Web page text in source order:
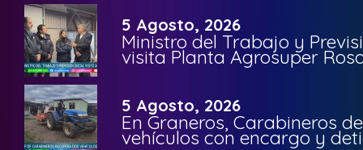
5 Agosto, 2026
Ministro del Trabajo y
visita Planta Agrosuper
5 Agosto, 2026
En Graneros, Carabineros
vehículos con encargo y